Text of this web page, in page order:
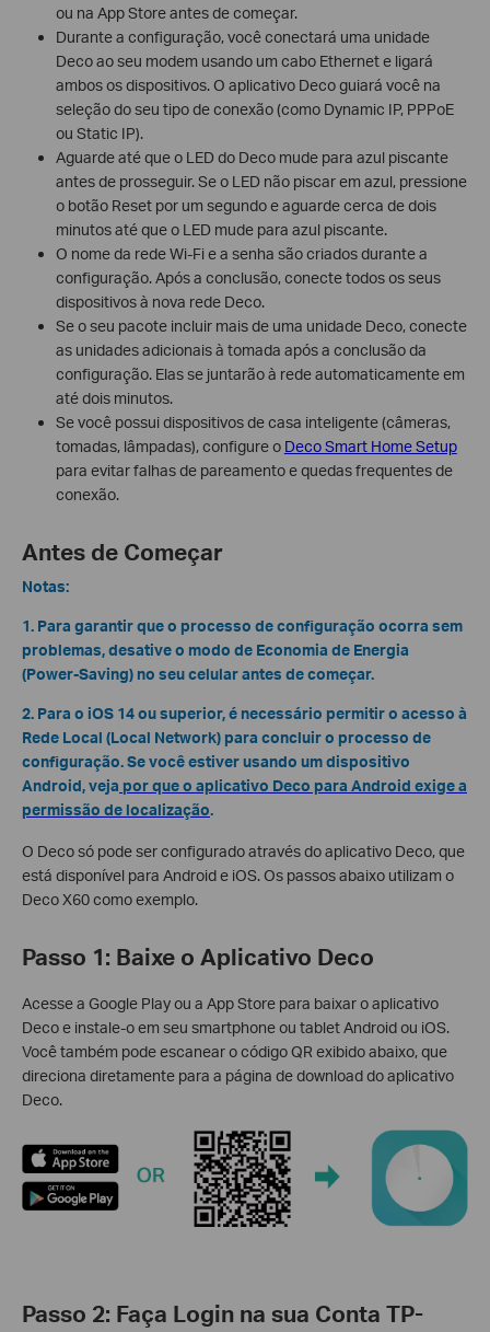
ou na App Store antes de começar.
Durante a configuração, você conectará uma unidade
Deco ao seu modem usando um cabo Ethernet e ligará
ambos os dispositivos. O aplicativo Deco guiará você na
seleção do seu tipo de conexão (como Dynamic IP, PPPoE
ou Static IP).
Aguarde até que o LED do Deco mude para azul piscante
antes de prosseguir. Se o LED não piscar em azul, pressione
o botão Reset por um segundo e aguarde cerca de dois
minutos até que o LED mude para azul piscante.
O nome da rede Wi-Fi e a senha são criados durante a
configuração. Após a conclusão, conecte todos os seus
dispositivos à nova rede Deco.
Se o seu pacote incluir mais de uma unidade Deco, conecte
as unidades adicionais à tomada após a conclusão da
configuração. Elas se juntarão à rede automaticamente em
até dois minutos.
Se você possui dispositivos de casa inteligente (câmeras,
tomadas, lâmpadas), configure o Deco Smart Home Setup
para evitar falhas de pareamento e quedas frequentes de
conexão.
Antes de Começar
Notas:
1. Para garantir que o processo de configuração ocorra sem
problemas, desative o modo de Economia de Energia
(Power-Saving) no seu celular antes de começar.
2. Para o iOS 14 ou superior, é necessário permitir o acesso à
Rede Local (Local Network) para concluir o processo de
configuração. Se você estiver usando um dispositivo
Android, veja por que o aplicativo Deco para Android exige a
permissão de localização.
O Deco só pode ser configurado através do aplicativo Deco, que
está disponível para Android e iOS. Os passos abaixo utilizam o
Deco X60 como exemplo.
Passo 1: Baixe o Aplicativo Deco
Acesse a Google Play ou a App Store para baixar o aplicativo
Deco e instale-o em seu smartphone ou tablet Android ou iOS.
Você também pode escanear o código QR exibido abaixo, que
direciona diretamente para a página de download do aplicativo
Deco.
Passo 2: Faça Login na sua Conta TP-